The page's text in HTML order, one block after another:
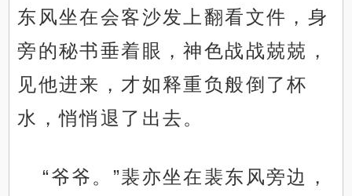
东风坐在会客沙发上翻看文件，身
旁的秘书垂着眼，神色战战兢兢，
见他进来，才如释重负般倒了杯
水，悄悄退了出去。
“爷爷。”裴亦坐在裴东风旁边，